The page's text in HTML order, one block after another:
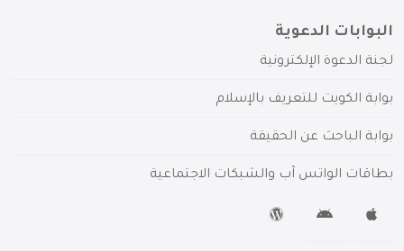
البوابات الدعوية
لجنة الدعوة الإلكترونية
بوابة الكويت للتعريف بالإسلام
بوابة الباحث عن الحقيقة
بطاقات الواتس آب والشبكات الاجتماعية